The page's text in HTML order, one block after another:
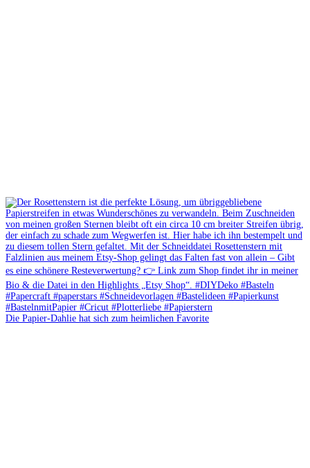
Die Papier-Dahlie hat sich zum heimlichen Favorite